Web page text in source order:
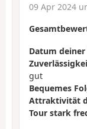
09 Apr 2024
Datum deiner
gut
Bequemes
Attraktivität
Tour stark